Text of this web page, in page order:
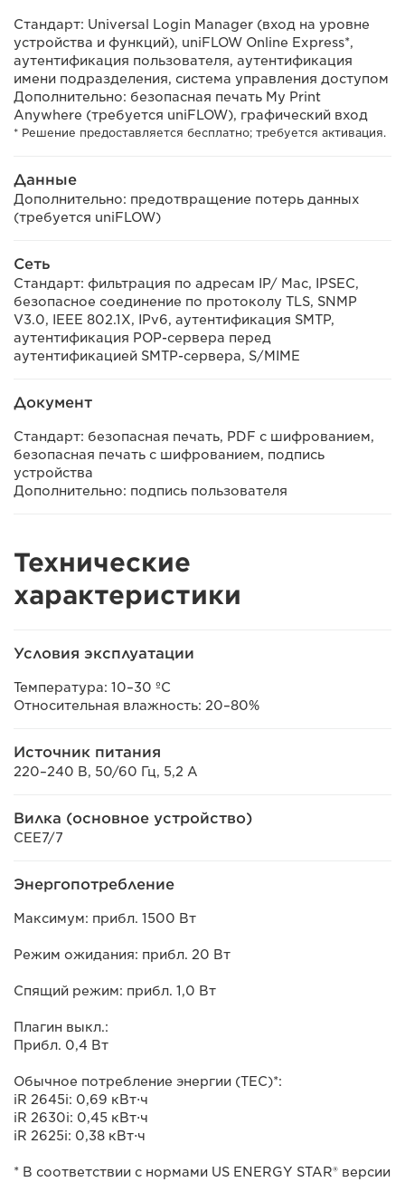
Стандарт: Universal Login Manager (вход на уровне
устройства и функций), uniFLOW Online Express*,
аутентификация пользователя, аутентификация
имени подразделения, система управления доступом
Дополнительно: безопасная печать My Print
Anywhere (требуется uniFLOW), графический вход
* Решение предоставляется бесплатно; требуется активация.
Данные
Дополнительно: предотвращение потерь данных
(требуется uniFLOW)
Сеть
Стандарт: фильтрация по адресам IP/ Mac, IPSEC,
безопасное соединение по протоколу TLS, SNMP
V3.0, IEEE 802.1X, IPv6, аутентификация SMTP,
аутентификация POP-сервера перед
аутентификацией SMTP-сервера, S/MIME
Документ
Стандарт: безопасная печать, PDF с шифрованием,
безопасная печать с шифрованием, подпись
устройства
Дополнительно: подпись пользователя
Технические
характеристики
Условия эксплуатации
Температура: 10–30 ºC
Относительная влажность: 20–80%
Источник питания
220–240 В, 50/60 Гц, 5,2 А
Вилка (основное устройство)
CEE7/7
Энергопотребление
Максимум: прибл. 1500 Вт
Режим ожидания: прибл. 20 Вт
Спящий режим: прибл. 1,0 Вт
Плагин выкл.:
Прибл. 0,4 Вт
Обычное потребление энергии (TEC)*:
iR 2645i: 0,69 кВт⋅ч
iR 2630i: 0,45 кВт⋅ч
iR 2625i: 0,38 кВт⋅ч
* В соответствии с нормами US ENERGY STAR® версии